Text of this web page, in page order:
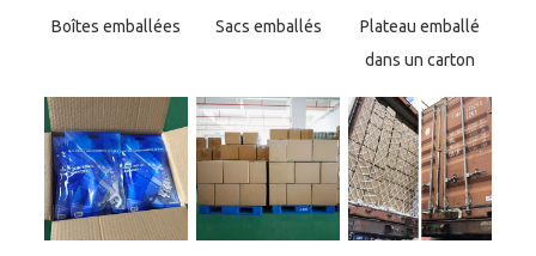
Boîtes emballées Sacs emballés
Plateau emballé
dans un carton